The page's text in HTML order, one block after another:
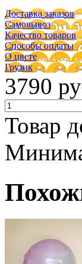
Доставка заказов
Самовывоз
Качество товаров
Способы оплаты
О цвете
Грузик
3790
Товар